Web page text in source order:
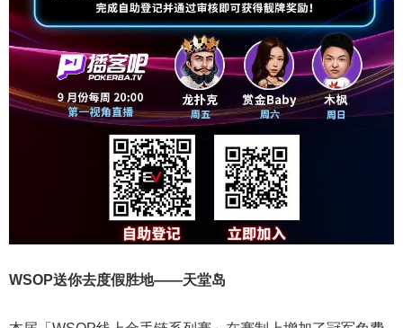
WSOP送你去度假胜地——天堂岛